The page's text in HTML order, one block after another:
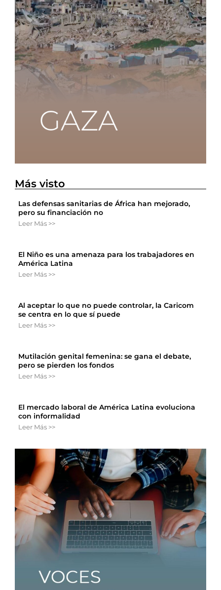
Más visto
Las defensas sanitarias de África han mejorado,
pero su financiación no
Leer Más >>
El Niño es una amenaza para los trabajadores en
América Latina
Leer Más >>
Al aceptar lo que no puede controlar, la Caricom
se centra en lo que sí puede
Leer Más >>
Mutilación genital femenina: se gana el debate,
pero se pierden los fondos
Leer Más >>
El mercado laboral de América Latina evoluciona
con informalidad
Leer Más >>